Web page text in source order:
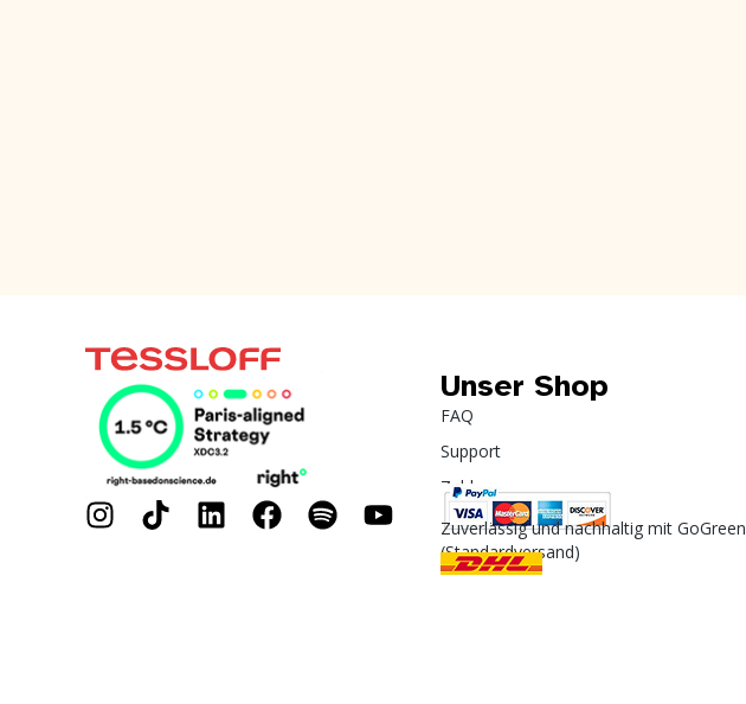
Unser Shop
FAQ
Support
Zahlung
Zuverlässig und nachhaltig mit GoGreen
(Standardversand)